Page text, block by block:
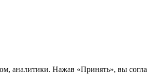
Нажав «Принять», вы